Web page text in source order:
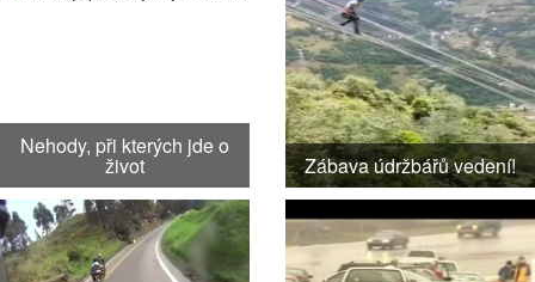
Nehody, při kterých jde o
život Zábava údržbářů vedení!